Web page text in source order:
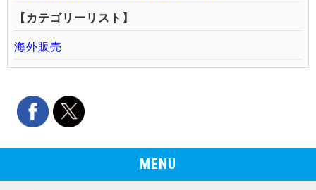
【カテゴリーリスト】
海外販売
MENU